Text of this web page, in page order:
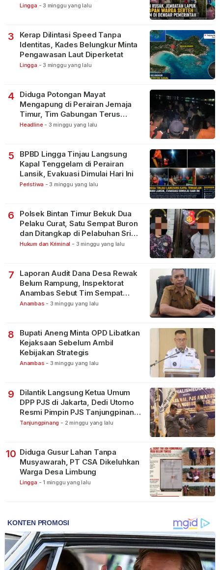
Lingga - 3 minggu yang lalu
3
Kerap Dilintasi Speed Tanpa
Identitas, Kades Belungkur Minta
Pengawasan Laut Diperketat
Lingga - 3 minggu yang lalu
4
Diduga Potongan Mayat
Mengapung di Perairan Jemaja
Timur, Tim Gabungan Terus
Lakukan Pencarian
Headline - 3 minggu yang lalu
5
BPBD Lingga Tinjau Langsung
Kapal Tenggelam di Perairan
Lansik, Evakuasi Dimulai Hari Ini
Peristiwa - 3 minggu yang lalu
6
Polsek Bintan Timur Bekuk Dua
Pelaku Curat, Satu Sempat Buron
dan Ditangkap di Pelabuhan Sri
Bintan Pura
Hukum dan Kriminal - 3 minggu yang lalu
7
Laporan Audit Dana Desa Rewak
Belum Rampung, Inspektorat
Anambas Sebut Tim Sempat
Terbagi Tangani Kasus Lain
Anambas - 3 minggu yang lalu
8
Bupati Aneng Minta OPD Libatkan
Kejaksaan Sebelum Ambil
Kebijakan Strategis
Anambas - 3 minggu yang lalu
9
Dilantik Langsung Ketua Umum
DPP PJS di Jakarta, Dedi Utomo
Resmi Pimpin PJS Tanjungpinang-
Bintan
Tanjungpinang - 2 minggu yang lalu
10 Diduga Gusur Lahan Tanpa
Musyawarah, PT CSA Dikeluhkan
Warga Desa Limbung
Lingga - 1 minggu yang lalu